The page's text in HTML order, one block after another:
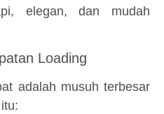
elegan, dan mudah
Loading
adalah musuh terbesar